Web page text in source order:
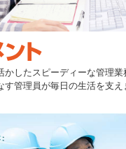
かしたスピーディーな管理業
す管理員が毎日の生活を支え